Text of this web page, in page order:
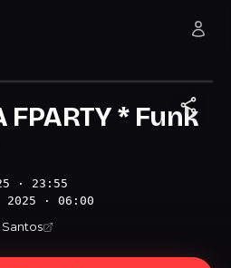
FPARTY * Funk
· 23:55
2025 · 06:00